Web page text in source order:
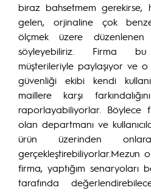
biraz bahsetmem gerekirse,
gelen, orjinaline çok
ölçmek üzere
söyleyebiliriz. Firma
müşterileriyle paylaşıyor ve
güvenliği ekibi kendi
maillere karşı
raporlayabiliyorlar. Böylece
olan departmanı ve
ürün üzerinden
gerçekleştirebiliyorlar.Mezun
firma, yaptığım senaryoları
tarafında